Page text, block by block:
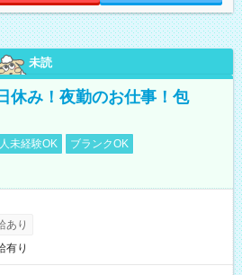
未読
休み！夜勤のお仕事！包
未経験OK
ブランクOK
あり
有り